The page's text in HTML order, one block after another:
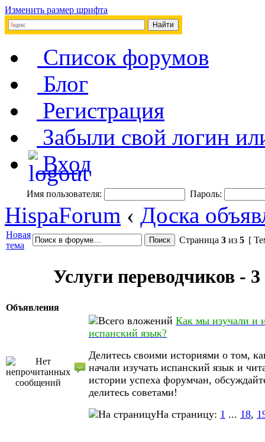
Изменить размер шрифта
Список форумов
Блог
Регистрация
Забыли свой логин
Вход
Имя пользователя: Пароль:
HispaForum ‹ Доска
Новая
тема
Страница 3 из 5 [
Услуги переводчиков - 3
Объявления
Как мы изучали и
испанский язык?
Делитесь своими историями о том,
начали изучать испанский язык и
истории успеха форумчан,
делитесь советами!
На страницу: 1 ... 18,